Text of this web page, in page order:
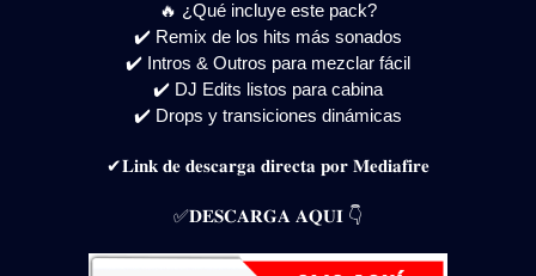
🔥 ¿Qué incluye este pack?
✔️ Remix de los hits más sonados
✔️ Intros & Outros para mezclar fácil
✔️ DJ Edits listos para cabina
✔️ Drops y transiciones dinámicas
✔𝐋𝐢𝐧𝐤 𝐝𝐞 𝐝𝐞𝐬𝐜𝐚𝐫𝐠𝐚 𝐝𝐢𝐫𝐞𝐜𝐭𝐚 𝐩𝐨𝐫 𝐌𝐞𝐝𝐢𝐚𝐟𝐢𝐫𝐞
✅𝐃𝐄𝐒𝐂𝐀𝐑𝐆𝐀 𝐀𝐐𝐔𝐈 👇